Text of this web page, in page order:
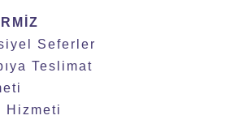
Seferler
Teslimat
Hizmeti